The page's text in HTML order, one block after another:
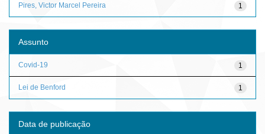
1
Pires, Victor Marcel Pereira
Assunto
1
Covid-19
1
Lei de Benford
Data de publicação